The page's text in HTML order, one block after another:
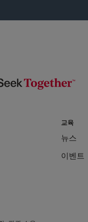
교육
뉴스
이벤트